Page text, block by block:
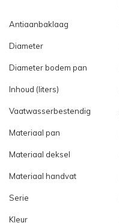
Antiaanbaklaag
Diameter
Diameter bodem pan
Inhoud (liters)
Vaatwasserbestendig
Materiaal pan
Materiaal deksel
Materiaal handvat
Serie
Kleur